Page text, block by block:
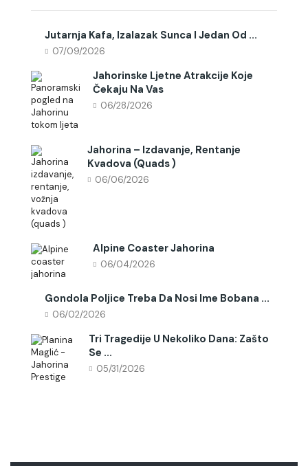
Jutarnja Kafa, Izalazak Sunca I Jedan Od ...
07/09/2026
Jahorinske Ljetne Atrakcije Koje
Čekaju Na Vas
06/28/2026
Jahorina – Izdavanje, Rentanje
Kvadova (quads )
06/06/2026
Alpine Coaster Jahorina
06/04/2026
Gondola Poljice Treba Da Nosi Ime Bobana ...
06/02/2026
Tri Tragedije U Nekoliko Dana: Zašto
Se ...
05/31/2026